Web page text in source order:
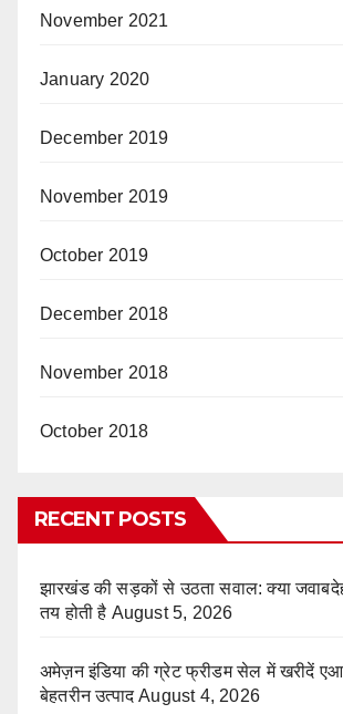
November 2021
January 2020
December 2019
November 2019
October 2019
December 2018
November 2018
October 2018
RECENT POSTS
झारखंड की सड़कों से उठता सवाल: क्या
तय होती है August 5, 2026
अमेज़न इंडिया की ग्रेट फ्रीडम सेल में खरीदें एआई
बेहतरीन उत्पाद August 4, 2026